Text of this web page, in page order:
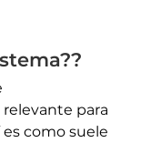
para
como suele